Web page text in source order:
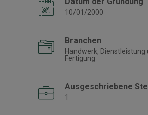
10/01/2000
Branchen
Handwerk, Dienstleistung
Fertigung
Ausgeschriebene
1